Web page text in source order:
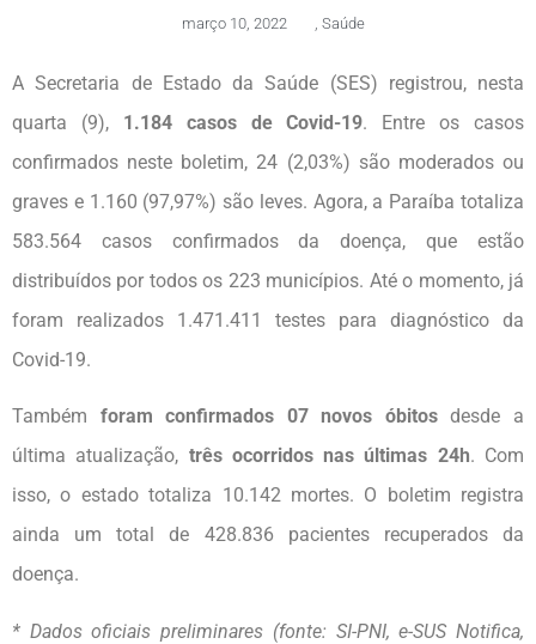
março 10, 2022 Saúde
A Secretaria de Estado da Saúde (SES) registrou, nesta
quarta (9), 1.184 casos de Covid-19. Entre os casos
confirmados neste boletim, 24 (2,03%) são moderados ou
graves e 1.160 (97,97%) são leves. Agora, a Paraíba totaliza
583.564 casos confirmados da doença, que estão
distribuídos por todos os 223 municípios. Até o momento, já
foram realizados 1.471.411 testes para diagnóstico da
Covid-19.
Também foram confirmados 07 novos óbitosdesde a
última atualização, três ocorridos nas últimas 24h. Com
isso, o estado totaliza 10.142 mortes. O boletim registra
ainda um total de 428.836 pacientes recuperados da
doença.
* Dados oficiais preliminares (fonte: SI-PNI, e-SUS Notifica,